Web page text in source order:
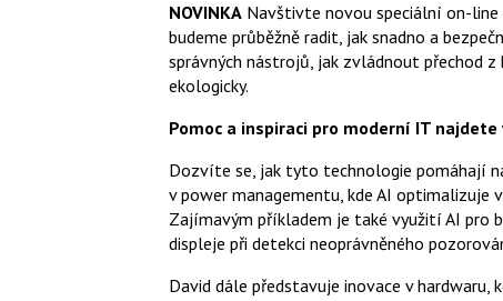
NOVINKA Navštivte novou speciální on-line
budeme průběžně radit, jak snadno a
správných nástrojů, jak zvládnout přechod
ekologicky.
Pomoc a inspiraci pro moderní IT najdete
Dozvíte se, jak tyto technologie pomáhají
v power managementu, kde AI optimalizuje
Zajímavým příkladem je také využití AI pro
displeje při detekci neoprávněného
David dále představuje inovace v